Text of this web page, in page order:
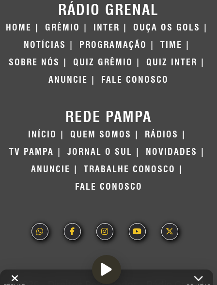
RÁDIO GRENAL
HOME GRÊMIO INTER
OUÇA OS GOLS
NOTÍCIAS
PROGRAMAÇÃO
TIME
SOBRE NÓS
QUIZ GRÊMIO
QUIZ INTER
ANUNCIE
FALE CONOSCO
REDE PAMPA
INÍCIO QUEM SOMOS
RÁDIOS
TV PAMPA
JORNAL O SUL
NOVIDADES
ANUNCIE
TRABALHE CONOSCO
FALE CONOSCO